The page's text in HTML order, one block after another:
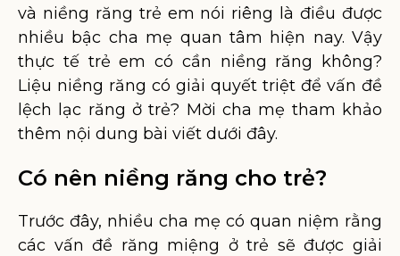
và niềng răng trẻ em nói riêng là điều được
nhiều bậc cha mẹ quan tâm hiện nay. Vậy
thực tế trẻ em có cần niềng răng không?
Liệu niềng răng có giải quyết triệt để vấn đề
lệch lạc răng ở trẻ? Mời cha mẹ tham khảo
thêm nội dung bài viết dưới đây.
Có nên niềng răng cho trẻ?
Trước đây, nhiều cha mẹ có quan niệm rằng
các vấn đề răng miệng ở trẻ sẽ được giải